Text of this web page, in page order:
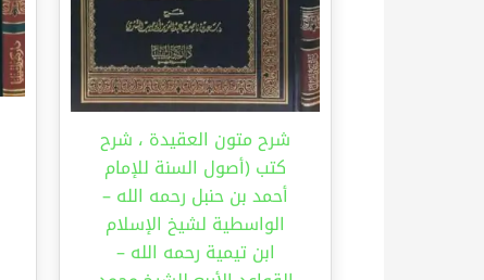
شرح متون العقيدة ، شرح
كتب (أصول السنة للإمام
أحمد بن حنبل رحمه الله –
الواسطية لشيخ الإسلام
ابن تيمية رحمه الله –